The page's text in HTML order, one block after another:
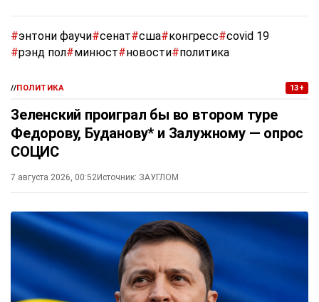
#энтони фаучи#сенат#сша#конгресс#covid 19
#рэнд пол#минюст#новости#политика
//ПОЛИТИКА 13+
Зеленский проиграл бы во втором туре
Федорову, Буданову* и Залужному — опрос
СОЦИС
7 августа 2026, 00:52Источник: ЗАУГЛОМ